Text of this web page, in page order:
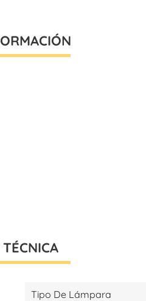
Tipo De Lámpara